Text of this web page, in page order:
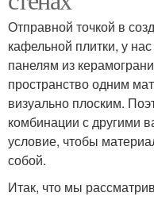
Отправной точкой в
кафельной плитки, у
панелям из
пространство одним
визуально плоским.
комбинации с другими
условие, чтобы
собой.
Итак, что мы